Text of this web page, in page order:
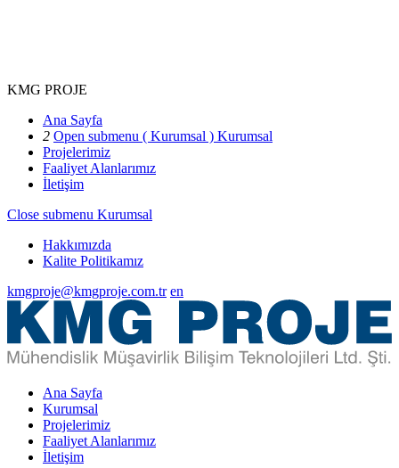
KMG PROJE
Ana Sayfa
2 Open submenu ( Kurumsal ) Kurumsal
Projelerimiz
Faaliyet Alanlarımız
İletişim
Close submenu Kurumsal
Hakkımızda
Kalite Politikamız
kmgproje@kmgproje.com.tr en
Ana Sayfa
Kurumsal
Projelerimiz
Faaliyet Alanlarımız
İletişim